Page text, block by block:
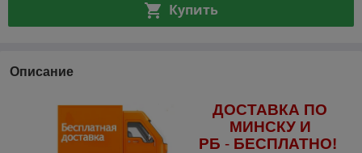
Купить
Описание
ДОСТАВКА ПО
МИНСКУ И
РБ - БЕСПЛАТНО!